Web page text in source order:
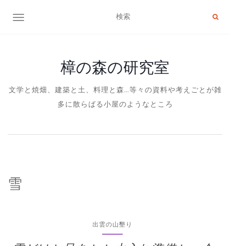
ナビゲーション切り替え
樟の森の研究室
文学と焼畑、建築と土、料理と森…等々の資料や考えごとが雑
多に散らばる小屋のようなところ
雪
出雲の山墾り